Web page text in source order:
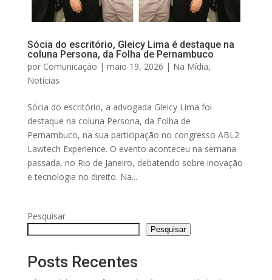
Sócia do escritório, Gleicy Lima é destaque na
coluna Persona, da Folha de Pernambuco
por Comunicação | maio 19, 2026 | Na Mídia,
Notícias
Sócia do escritório, a advogada Gleicy Lima foi
destaque na coluna Persona, da Folha de
Pernambuco, na sua participação no congresso ABL2
Lawtech Experience. O evento aconteceu na semana
passada, no Rio de Janeiro, debatendo sobre inovação
e tecnologia no direito. Na...
Pesquisar
Pesquisar
Posts Recentes